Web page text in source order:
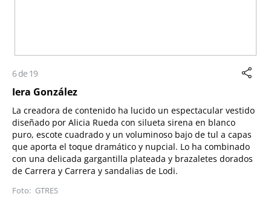
6 de 19
Iera González
La creadora de contenido ha lucido un espectacular vestido
diseñado por Alicia Rueda con silueta sirena en blanco
puro, escote cuadrado y un voluminoso bajo de tul a capas
que aporta el toque dramático y nupcial. Lo ha combinado
con una delicada gargantilla plateada y brazaletes dorados
de Carrera y Carrera y sandalias de Lodi.
GTRES